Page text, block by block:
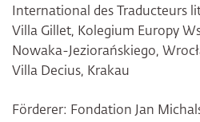
International des Traducteurs
Villa Gillet, Kolegium Europy
Nowaka-Jeziorańskiego,
Villa Decius, Krakau
Förderer: Fondation Jan